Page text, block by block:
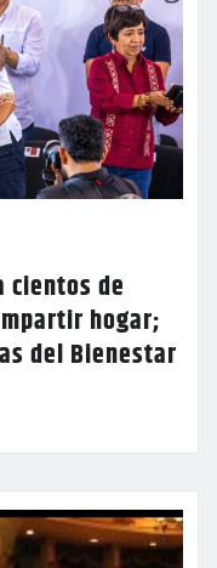
de
hogar;
del Bienestar